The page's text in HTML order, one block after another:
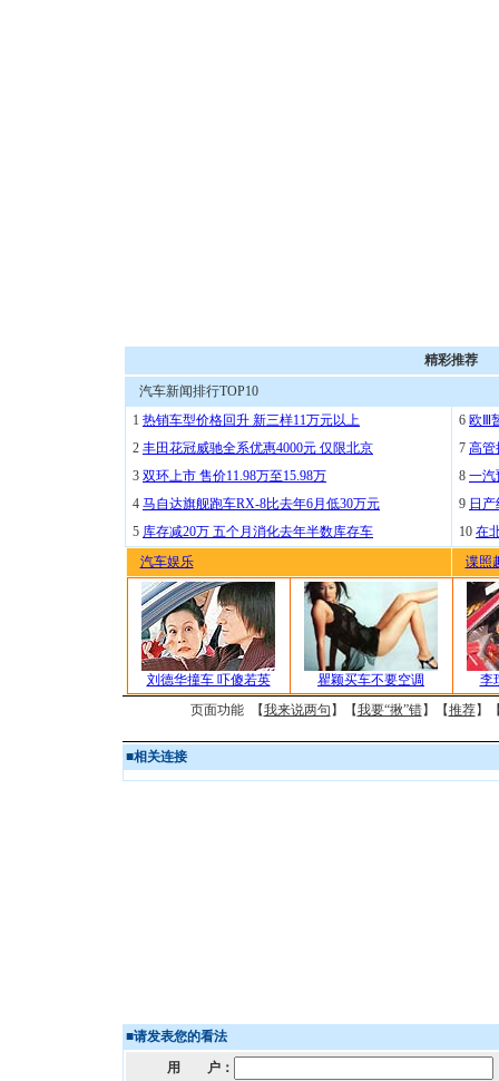
精彩推荐
汽车新闻排行TOP10
1 热销车型价格回升 新三样11万元以上
2 丰田花冠威驰全系优惠4000元 仅限北京
3 双环上市 售价11.98万至15.98万
4 马自达旗舰跑车RX-8比去年6月低30万元
5 库存减20万 五个月消化去年半数库存车
6 欧Ⅲ
7 高管
8 一汽
9 日
10 在
汽车娱乐
谍照
刘德华撞车 吓傻若英 瞿颖买车不要空调
李
页面功能 【我来说两句 】【我要“揪”错】【推荐】
■相关连接
■请发表您的看法
用 户：